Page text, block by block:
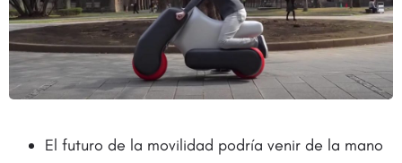
El futuro de la movilidad podría venir de la mano